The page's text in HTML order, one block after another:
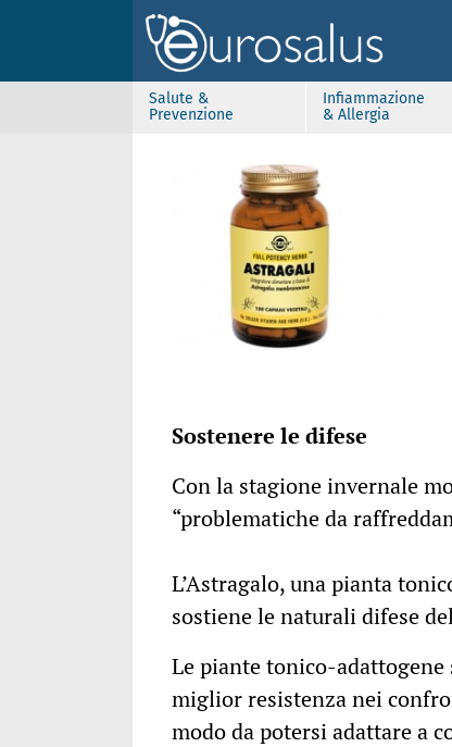
Salute &
Prevenzione
Infiammazione
& Allergia
Sostenere le difese
Con la stagione invernale
“problematiche da
L’Astragalo, una pianta
sostiene le naturali difese
Le piante tonico-
miglior resistenza nei
modo da potersi adattare a